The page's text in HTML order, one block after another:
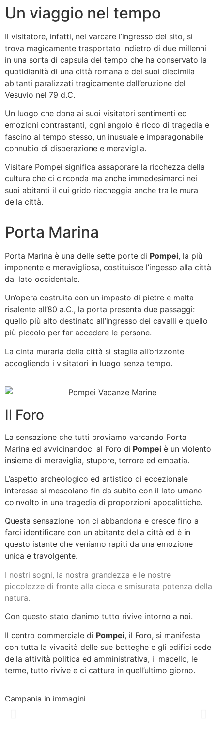
Un viaggio nel tempo
Il visitatore, infatti, nel varcare l’ingresso del sito, si
trova magicamente trasportato indietro di due millenni
in una sorta di capsula del tempo che ha conservato la
quotidianità di una città romana e dei suoi diecimila
abitanti paralizzati tragicamente dall’eruzione del
Vesuvio nel 79 d.C.
Un luogo che dona ai suoi visitatori sentimenti ed
emozioni contrastanti, ogni angolo è ricco di tragedia e
fascino al tempo stesso, un inusuale e imparagonabile
connubio di disperazione e meraviglia.
Visitare Pompei significa assaporare la ricchezza della
cultura che ci circonda ma anche immedesimarci nei
suoi abitanti il cui grido riecheggia anche tra le mura
della città.
Porta Marina
Porta Marina è una delle sette porte di Pompei, la più
imponente e meravigliosa, costituisce l’ingesso alla città
dal lato occidentale.
Un’opera costruita con un impasto di pietre e malta
risalente all’80 a.C., la porta presenta due passaggi:
quello più alto destinato all’ingresso dei cavalli e quello
più piccolo per far accedere le persone.
La cinta muraria della città si staglia all’orizzonte
accogliendo i visitatori in luogo senza tempo.
Il Foro
La sensazione che tutti proviamo varcando Porta
Marina ed avvicinandoci al Foro di Pompei è un violento
insieme di meraviglia, stupore, terrore ed empatia.
L’aspetto archeologico ed artistico di eccezionale
interesse si mescolano fin da subito con il lato umano
coinvolto in una tragedia di proporzioni apocalittiche.
Questa sensazione non ci abbandona e cresce fino a
farci identificare con un abitante della città ed è in
questo istante che veniamo rapiti da una emozione
unica e travolgente.
I nostri sogni, la nostra grandezza e le nostre
piccolezze di fronte alla cieca e smisurata potenza della
natura.
Con questo stato d’animo tutto rivive intorno a noi.
Il centro commerciale di Pompei, il Foro, si manifesta
con tutta la vivacità delle sue botteghe e gli edifici sede
della attività politica ed amministrativa, il macello, le
terme, tutto rivive e ci cattura in quell’ultimo giorno.
Campania in immagini